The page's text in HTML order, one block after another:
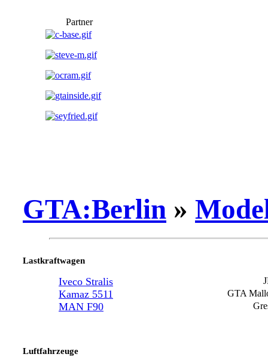
Partner
GTA:Berlin »
Lastkraftwagen
Iveco Stralis
GTA
Kamaz 5511
MAN F90
Luftfahrzeuge